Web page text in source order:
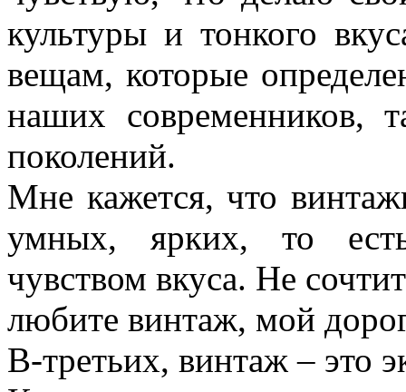
культуры и тонкого
вещам, которые
наших современников,
поколений.
Мне кажется, что
умных, ярких, то
чувством вкуса. Не
любите винтаж, мой
В-третьих, винтаж – это